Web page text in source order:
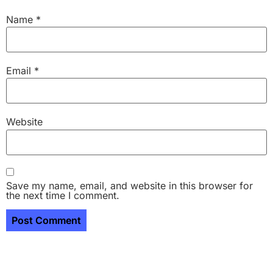
Name *
Email *
Website
Save my name, email, and website in this browser for
the next time I comment.